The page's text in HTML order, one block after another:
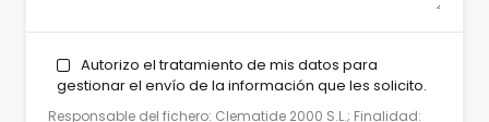
Autorizo el tratamiento de mis datos para
gestionar el envío de la información que les solicito.
Responsable del fichero: Clematide 2000 S.L.; Finalidad: